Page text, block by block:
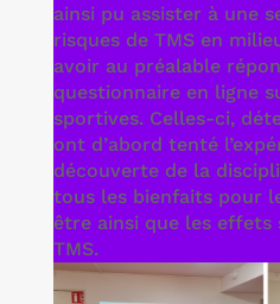
ainsi pu assister à une
risques de TMS en
avoir au préalable
questionnaire en ligne
sportives. Celles-ci,
ont d’abord tenté
découverte de la
tous les bienfaits pour
être ainsi que les
TMS.